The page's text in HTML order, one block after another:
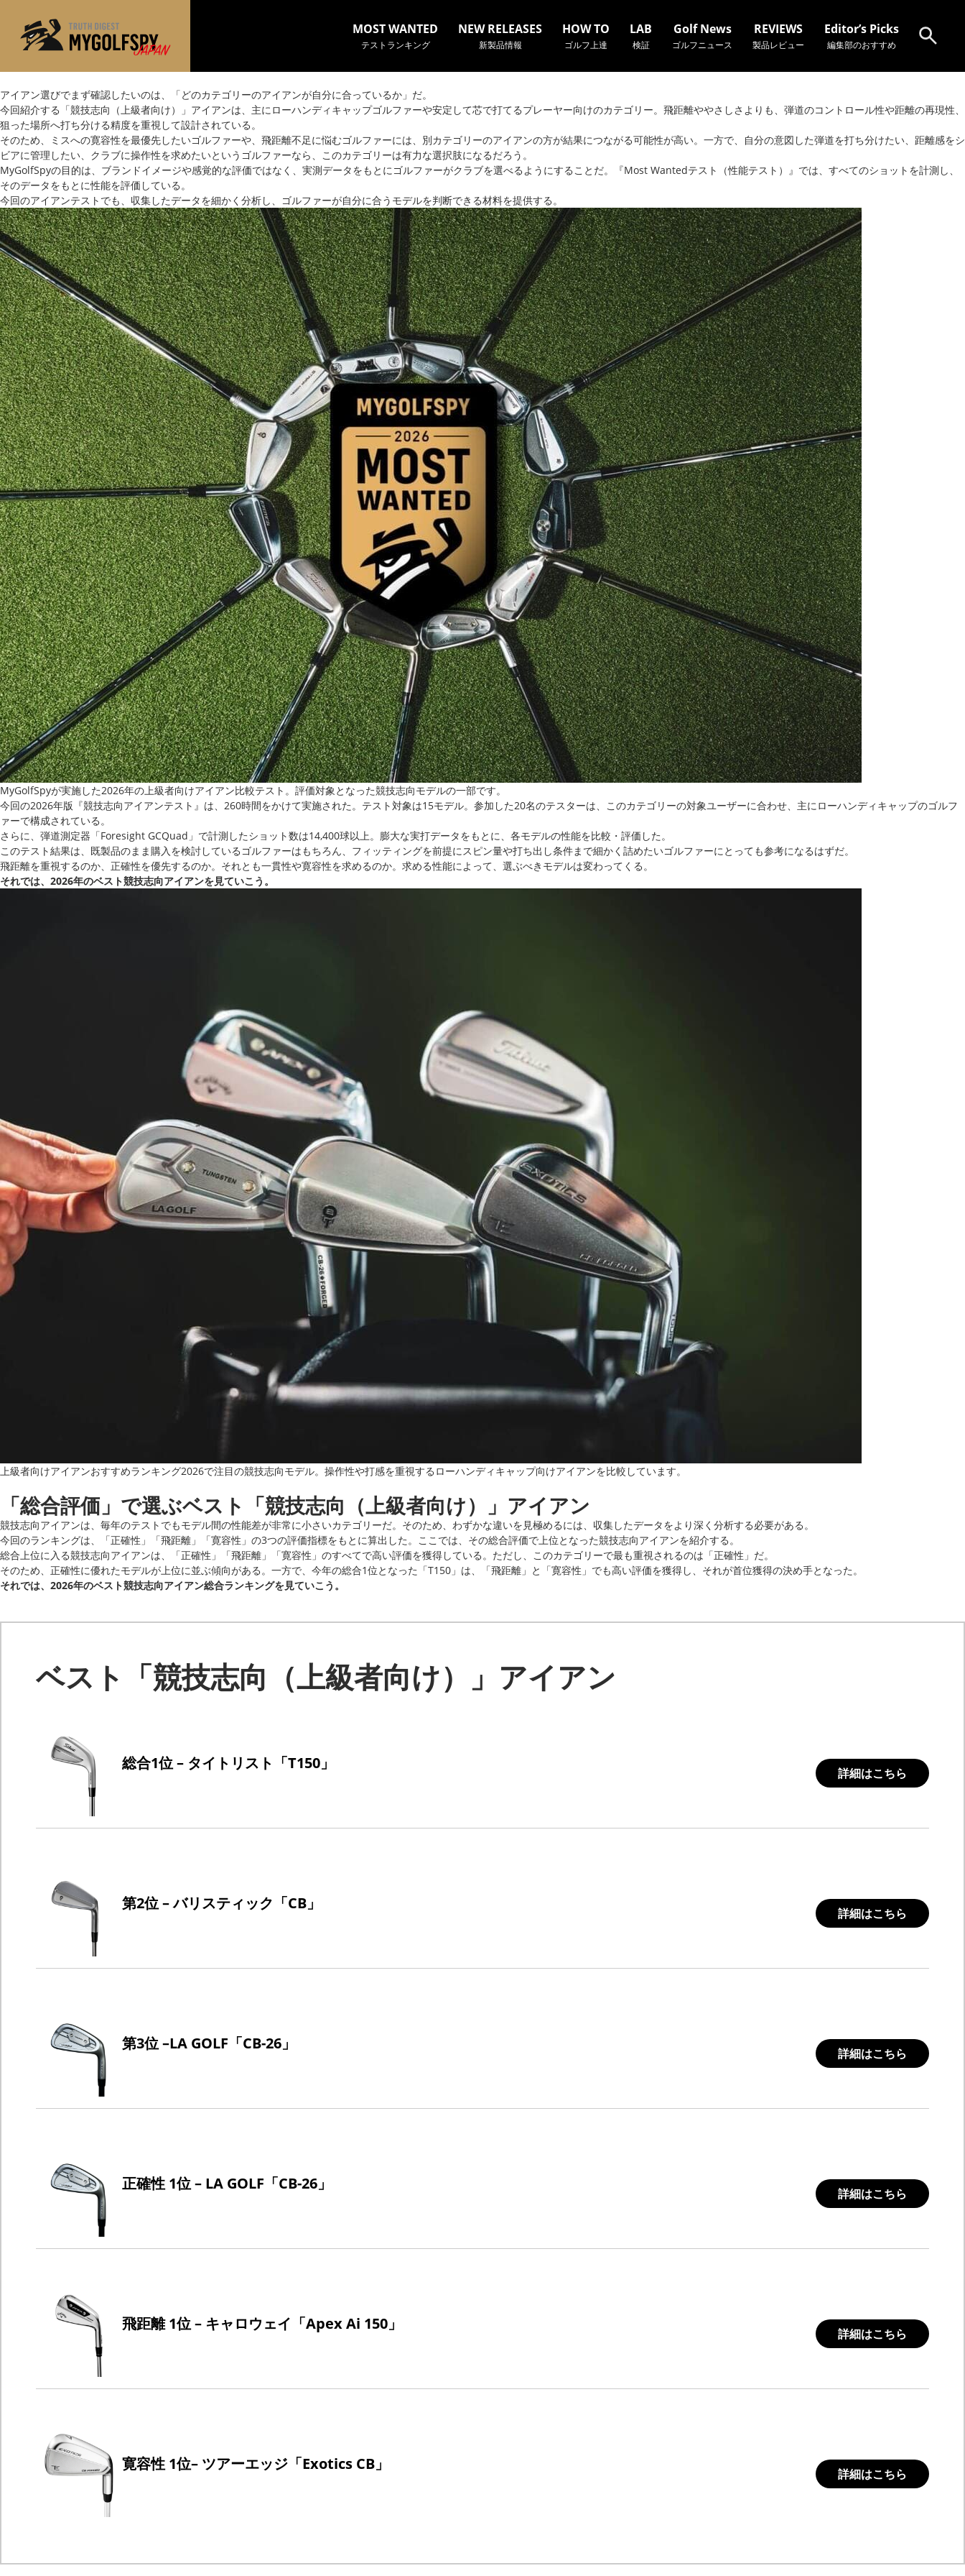
MOST WANTED
テストランキング
NEW RELEASES
新製品情報
HOW TO
ゴルフ上達
LAB
検証
Golf News
ゴルフニュース
REVIEWS
製品レビュー
Editor’s Picks
編集部のおすすめ
アイアン選びでまず確認したいのは、「どのカテゴリーのアイアンが自分に合っているか」だ。
今回紹介する「競技志向（上級者向け）」アイアンは、主にローハンディキャップゴルファーや安定して芯で打てるプレーヤー向けのカテゴリー。飛距離ややさしさよりも、弾道のコントロール性や距離の再現性、
狙った場所へ打ち分ける精度を重視して設計されている。
そのため、ミスへの寛容性を最優先したいゴルファーや、飛距離不足に悩むゴルファーには、別カテゴリーのアイアンの方が結果につながる可能性が高い。一方で、自分の意図した弾道を打ち分けたい、距離感をシ
ビアに管理したい、クラブに操作性を求めたいというゴルファーなら、このカテゴリーは有力な選択肢になるだろう。
MyGolfSpyの目的は、ブランドイメージや感覚的な評価ではなく、実測データをもとにゴルファーがクラブを選べるようにすることだ。『Most Wantedテスト（性能テスト）』では、すべてのショットを計測し、
そのデータをもとに性能を評価している。
今回のアイアンテストでも、収集したデータを細かく分析し、ゴルファーが自分に合うモデルを判断できる材料を提供する。
MyGolfSpyが実施した2026年の上級者向けアイアン比較テスト。評価対象となった競技志向モデルの一部です。
今回の2026年版『競技志向アイアンテスト』は、260時間をかけて実施された。テスト対象は15モデル。参加した20名のテスターは、このカテゴリーの対象ユーザーに合わせ、主にローハンディキャップのゴルフ
ァーで構成されている。
さらに、弾道測定器「Foresight GCQuad」で計測したショット数は14,400球以上。膨大な実打データをもとに、各モデルの性能を比較・評価した。
このテスト結果は、既製品のまま購入を検討しているゴルファーはもちろん、フィッティングを前提にスピン量や打ち出し条件まで細かく詰めたいゴルファーにとっても参考になるはずだ。
飛距離を重視するのか、正確性を優先するのか。それとも一貫性や寛容性を求めるのか。求める性能によって、選ぶべきモデルは変わってくる。
それでは、2026年のベスト競技志向アイアンを見ていこう。
上級者向けアイアンおすすめランキング2026で注目の競技志向モデル。操作性や打感を重視するローハンディキャップ向けアイアンを比較しています。
「総合評価」で選ぶベスト「競技志向（上級者向け）」アイアン
競技志向アイアンは、毎年のテストでもモデル間の性能差が非常に小さいカテゴリーだ。そのため、わずかな違いを見極めるには、収集したデータをより深く分析する必要がある。
今回のランキングは、「正確性」「飛距離」「寛容性」の3つの評価指標をもとに算出した。ここでは、その総合評価で上位となった競技志向アイアンを紹介する。
総合上位に入る競技志向アイアンは、「正確性」「飛距離」「寛容性」のすべてで高い評価を獲得している。ただし、このカテゴリーで最も重視されるのは「正確性」だ。
そのため、正確性に優れたモデルが上位に並ぶ傾向がある。一方で、今年の総合1位となった「T150」は、「飛距離」と「寛容性」でも高い評価を獲得し、それが首位獲得の決め手となった。
それでは、2026年のベスト競技志向アイアン総合ランキングを見ていこう。
ベスト「競技志向（上級者向け）」アイアン
総合1位 – タイトリスト「T150」
詳細はこちら
第2位 – バリスティック「CB」
詳細はこちら
第3位 –LA GOLF「CB-26」
詳細はこちら
正確性 1位 – LA GOLF「CB-26」
詳細はこちら
飛距離 1位 – キャロウェイ「Apex Ai 150」
詳細はこちら
寛容性 1位– ツアーエッジ「Exotics CB」
詳細はこちら
MOST WANTED テストランキング
NEW RELEASES 新製品情報
HOW TO ゴルフ上達・実践テクニック
LAB テスト・データ検証
Golf News ゴルフニュース
REVIEWS 製品レビュー
DRIVERS ドライバー
FAIRWAY WOODS フェアウェイウッド
HYBRIDS ハイブリッド
IRONS アイアン
WEDGES ウェッジ
PUTTERS パター
OTHER その他
Editor’s Picks 編集部のおすすめ
Our Team 私たちのチーム
Our Mission 私たちの使命
ABOUT US MyGolfSpyJapanとは？
※メーカー名やクラブ名など、検索したい事柄を入力してください。
検索